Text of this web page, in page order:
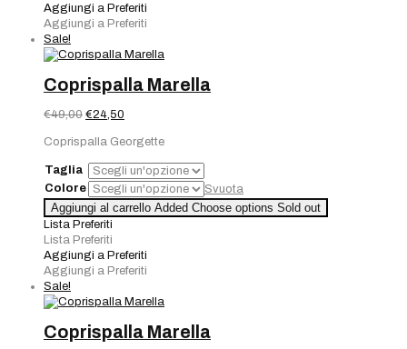
Aggiungi a Preferiti
Aggiungi a Preferiti
Sale!
Coprispalla Marella
€49,00 Il
originale
era:
€49,00.
€24,50
attuale
è:
€24,50.
Coprispalla Georgette
Taglia
Colore
Svuota
Aggiungi al carrello Added Choose options Sold out
Lista Preferiti
Lista Preferiti
Aggiungi a Preferiti
Aggiungi a Preferiti
Sale!
Coprispalla Marella